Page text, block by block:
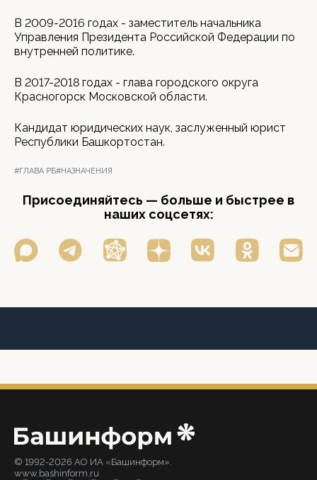
В 2009-2016 годах - заместитель начальника
Управления Президента Российской Федерации по
внутренней политике.
В 2017-2018 годах - глава городского округа
Красногорск Московской области.
Кандидат юридических наук, заслуженный юрист
Республики Башкортостан.
#ГЛАВА РБ#НАЗНАЧЕНИЯ
Присоединяйтесь — больше и быстрее в
наших соцсетях:
© 1992-2026 АО ИА «Башинформ».
www.bashinform.ru